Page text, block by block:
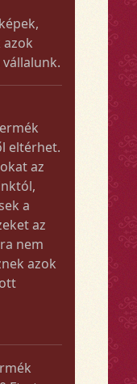
eltérhet.
az
a
az
nem
azok